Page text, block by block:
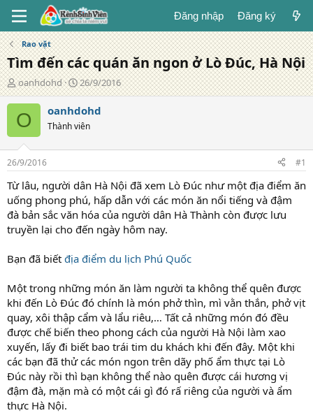
Đăng nhập Đăng ký
Rao vặt
Tìm đến các quán ăn ngon ở Lò Đúc, Hà Nội
T
á
c
g
ả
oanhdohd
N
g
à
y
đ
g
26/9/2016
O oanhdohd
Thành viên
26/9/2016 #1
Từ lâu, người dân Hà Nội đã xem Lò Đúc như một địa điểm ăn
uống phong phú, hấp dẫn với các món ăn nổi tiếng và đậm
đà bản sắc văn hóa của người dân Hà Thành còn được lưu
truyền lại cho đến ngày hôm nay.
Bạn đã biết địa điểm du lịch Phú Quốc
Một trong những món ăn làm người ta không thể quên được
khi đến Lò Đúc đó chính là món phở thìn, mì vằn thắn, phở vịt
quay, xôi thập cẩm và lẩu riêu,… Tất cả những món đó đều
được chế biến theo phong cách của người Hà Nội làm xao
xuyến, lấy đi biết bao trái tim du khách khi đến đây. Một khi
các bạn đã thử các món ngon trên dãy phố ẩm thực tại Lò
Đúc này rồi thì bạn không thể nào quên được cái hương vị
đậm đà, mặn mà có một cái gì đó rấ riêng của người và ẩm
thực Hà Nội.